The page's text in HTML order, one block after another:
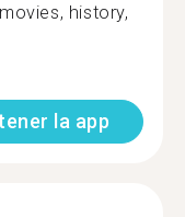
history,
la app